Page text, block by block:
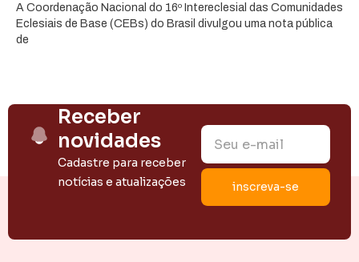
A Coordenação Nacional do 16º Intereclesial das Comunidades
Eclesiais de Base (CEBs) do Brasil divulgou uma nota pública
de
Receber
novidades
Cadastre para receber
notícias e atualizações